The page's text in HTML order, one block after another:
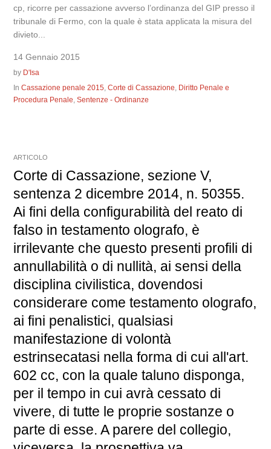
cp, ricorre per cassazione avverso l’ordinanza del GIP presso il
tribunale di Fermo, con la quale è stata applicata la misura del
divieto...
14 Gennaio 2015
by D'Isa
InCassazione penale 2015 ,Corte di Cassazione Diritto Penale e
Procedura Penale ,Sentenze - Ordinanze
ARTICOLO
Corte di Cassazione, sezione V,
sentenza 2 dicembre 2014, n. 50355.
Ai fini della configurabilità del reato di
falso in testamento olografo, è
irrilevante che questo presenti profili di
annullabilità o di nullità, ai sensi della
disciplina civilistica, dovendosi
considerare come testamento olografo,
ai fini penalistici, qualsiasi
manifestazione di volontà
estrinsecatasi nella forma di cui all'art.
602 cc, con la quale taluno disponga,
per il tempo in cui avrà cessato di
vivere, di tutte le proprie sostanze o
parte di esse. A parere del collegio,